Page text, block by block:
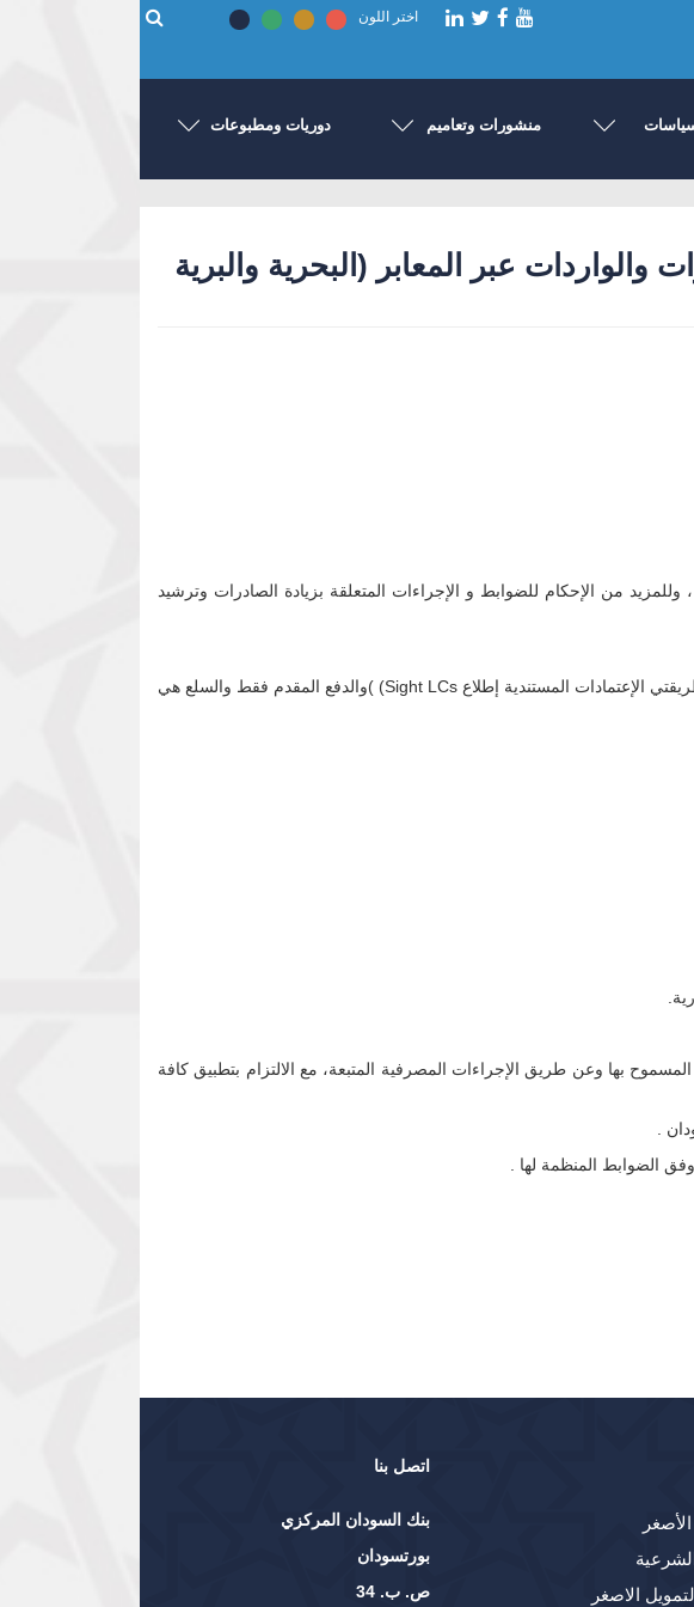
اختر اللون
منشورات وتعاميم دوريات ومطبوعات
): طرق الدفع للصادرات والواردات عبر المعابر (البحرية والبرية
محافظ بنك السودان المركزي بموجب المادة (20) من لائحة تنظيم التعامل بالنقد لسنة 2013م ، وللمزيد من الإحكام للضوابط و الإجراءات المتعلقة بزيادة الصادرات وترشيد
أن تقتصر طرق الدفع عند تصدير السلع المذكورة أدناه عبر المعابر البحرية والبرية والنيلية والجوية على طريقتي الإعتمادات المستندية إطلاع Sight LCs) )والدفع المقدم فقط والسلع هي
المسموح بها وعن طريق الإجراءات المصرفية المتبعة، مع الالتزام بتطبيق كافة
.
الضوابط المنظمة لها .
اتصل بنا
بنك السودان المركزي
بورتسودان
ص. ب. 34
الاصغر